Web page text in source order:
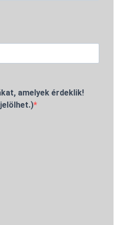
amelyek érdeklik!